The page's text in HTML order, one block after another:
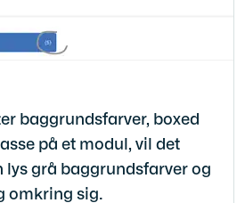
baggrundsfarver, boxed
på et modul, vil det
lys grå baggrundsfarver og
omkring sig.